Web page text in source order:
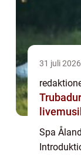
31 juli 2026
Trubadur
Spa